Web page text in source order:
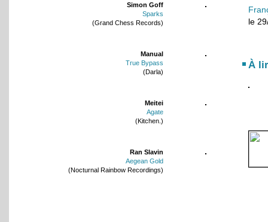
Simon Goff
Sparks
(Grand Chess Records)
Manual
True Bypass
(Darla)
Meitei
Agate
(Kitchen.)
Ran Slavin
Aegean Gold
(Nocturnal Rainbow Recordings)
le
À